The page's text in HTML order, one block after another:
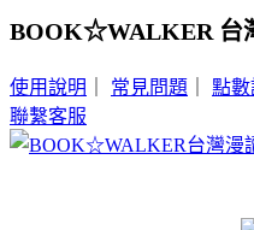
BOOK☆WALKER 台
使用說明 常見問題 點數
聯繫客服